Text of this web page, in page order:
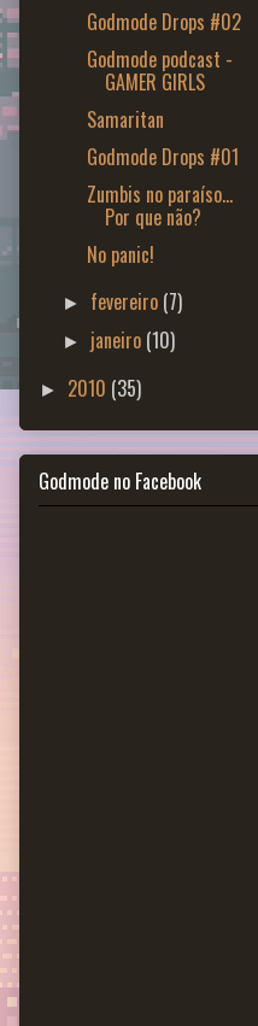
Godmode Drops #02
Godmode podcast -
GAMER GIRLS
Samaritan
Godmode Drops #01
Zumbis no paraíso...
Por que não?
No panic!
► fevereiro (7)
► janeiro (10)
► 2010 (35)
Godmode no Facebook